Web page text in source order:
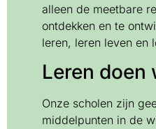
alleen de meetbare
ontdekken en te
leren, leren leven en
Leren doen
Onze scholen zijn
middelpunten in de